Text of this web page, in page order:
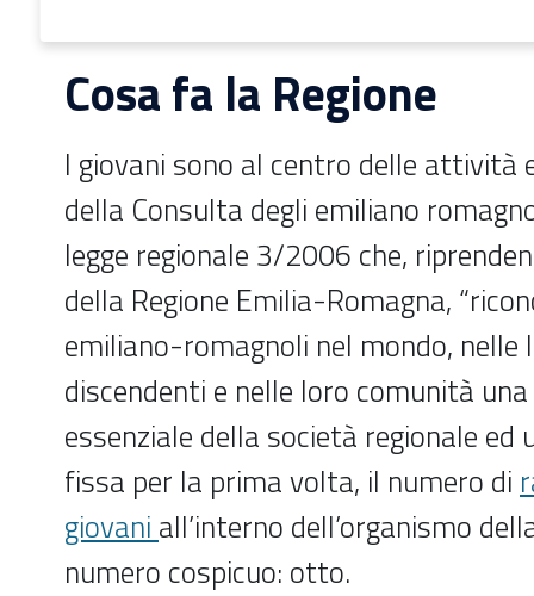
Cosa fa la Regione
I giovani sono al centro delle attività
della Consulta degli emiliano
legge regionale 3/2006 che,
della Regione Emilia-Romagna,
emiliano-romagnoli nel mondo, nelle
discendenti e nelle loro comunità
essenziale della società regionale ed
fissa per la prima volta, il numero di
giovani all’interno dell’organismo
numero cospicuo: otto.